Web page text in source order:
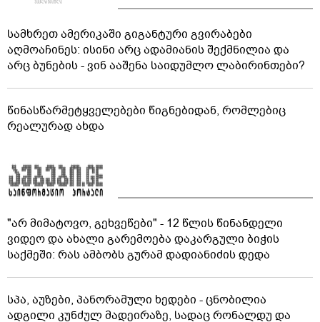
სამხრეთ ამერიკაში გიგანტური გვირაბები
აღმოაჩინეს: ისინი არც ადამიანის შექმნილია და
არც ბუნების - ვინ ააშენა საიდუმლო ლაბირინთები?
წინასწარმეტყველებები წიგნებიდან, რომლებიც
რეალურად ახდა
"არ მიმატოვო, გეხვეწები" - 12 წლის წინანდელი
ვიდეო და ახალი გარემოება დაკარგული ბიჭის
საქმეში: რას ამბობს გურამ დადიანიძის დედა
სპა, აუზები, პანორამული ხედები - ცნობილია
ადგილი კუნძულ მადეირაზე, სადაც რონალდუ და